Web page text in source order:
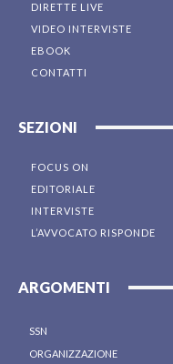
DIRETTE LIVE
VIDEO INTERVISTE
EBOOK
CONTATTI
SEZIONI
FOCUS ON
EDITORIALE
INTERVISTE
L’AVVOCATO RISPONDE
ARGOMENTI
SSN
ORGANIZZAZIONE